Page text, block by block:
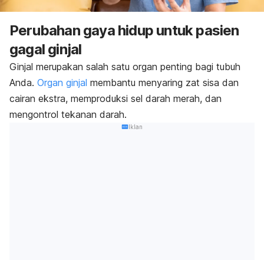
Perubahan gaya hidup untuk pasien
gagal ginjal
Ginjal merupakan salah satu organ penting bagi tubuh
Anda. Organ ginjal membantu menyaring zat sisa dan
cairan ekstra, memproduksi sel darah merah, dan
mengontrol tekanan darah.
Iklan